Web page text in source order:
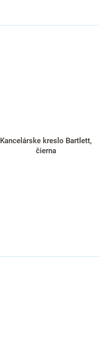
Kancelárske kreslo Bartlett,
čierna